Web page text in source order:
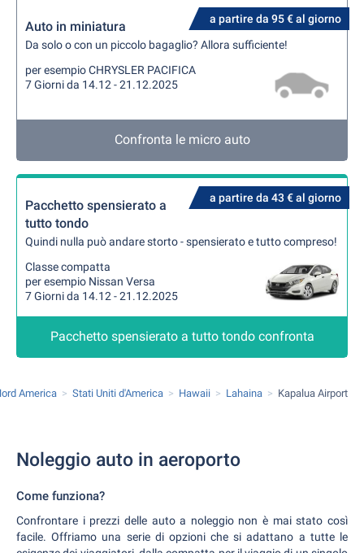
a partire da 95 € al giorno
Auto in miniatura
Da solo o con un piccolo bagaglio? Allora sufficiente!
per esempio CHRYSLER PACIFICA
7 Giorni da 14.12 - 21.12.2025
Confronta le micro auto
a partire da 43 € al giorno
Pacchetto spensierato a
tutto tondo
Quindi nulla può andare storto - spensierato e tutto compreso!
Classe compatta
per esempio Nissan Versa
7 Giorni da 14.12 - 21.12.2025
Pacchetto spensierato a tutto tondo confronta
America Stati Uniti d'America Hawaii Lahaina Kapalua Airport
Noleggio auto in aeroporto
Come funziona?
Confrontare i prezzi delle auto a noleggio non è mai stato così
facile. Offriamo una serie di opzioni che si adattano a tutte le